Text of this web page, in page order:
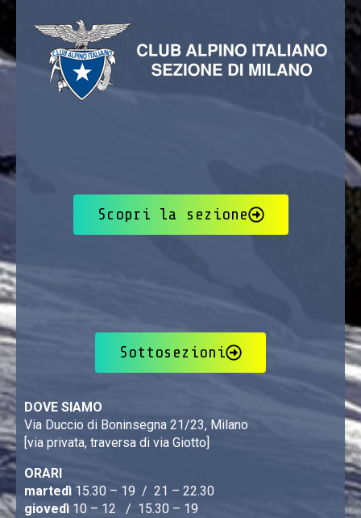
Scopri la sezione
Sottosezioni
DOVE SIAMO
Via Duccio di Boninsegna 21/23, Milano
[via privata, traversa di via Giotto]
ORARI
martedì 15.30 – 19 / 21 – 22.30
giovedì 10 – 12 / 15.30 – 19